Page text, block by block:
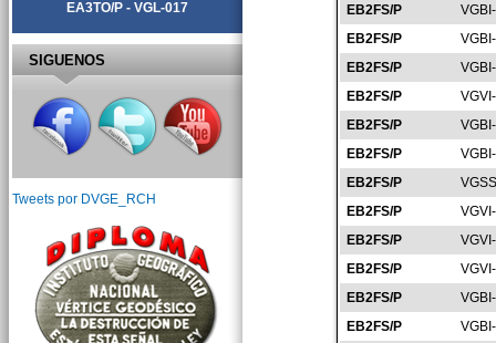
EB2FS/P
EB2FS/P
EB2FS/P
EB2FS/P
EB2FS/P
EB2FS/P
EB2FS/P
EB2FS/P
EB2FS/P
EB2FS/P
EB2FS/P
EB2FS/P
EA3TO/P - VGL-017
SIGUENOS
Tweets por DVGE_RCH